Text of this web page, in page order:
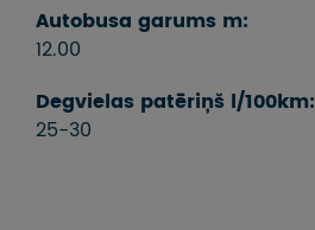
Autobusa garums m:
12.00
Degvielas patēriņš l/100km:
25-30